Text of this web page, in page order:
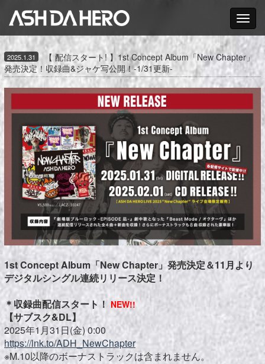
Toggle
2025.1.31
【 配信スタート! 】1st Concept Album「New Chapter」
発売決定！収録曲&ジャケ写公開！-1/31更新-
1st Concept Album「New Chapter」発売決定＆11月より
デジタルシングル連続リリース決定！
＊収録曲配信スタート！ NEW!!
【サブスク&DL】
2025年1月31日(金) 0:00
https://lnk.to/ADH_NewChapter
※M.10以降のボーナストラックは含まれません。